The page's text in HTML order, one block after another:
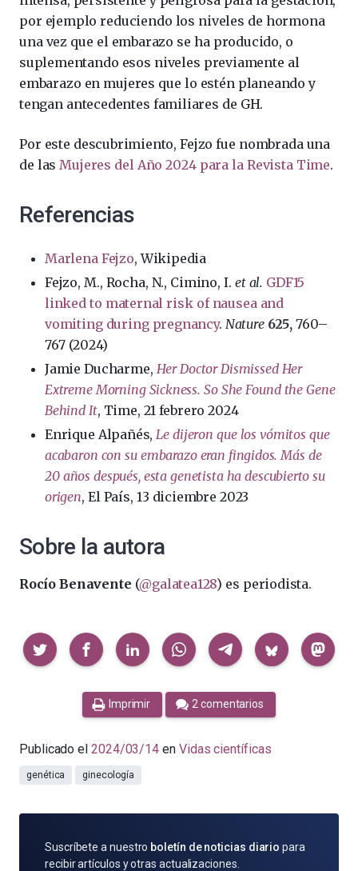
por ejemplo reduciendo los niveles de hormona
una vez que el embarazo se ha producido, o
suplementando esos niveles previamente al
embarazo en mujeres que lo estén planeando y
tengan antecedentes familiares de GH.
Por este descubrimiento, Fejzo fue nombrada una
de lasMujeres del Año 2024 para la Revista Time.
Referencias
Marlena Fejzo, Wikipedia
Fejzo, M., Rocha, N., Cimino, I. et al. GDF15
linked to maternal risk of nausea and
vomiting during pregnancy. Nature625, 760–
767 (2024)
Jamie Ducharme, Her Doctor Dismissed Her
Extreme Morning Sickness. So She Found the Gene
Behind It, Time, 21 febrero 2024
Enrique Alpañés,Le dijeron que los vómitos que
acabaron con su embarazo eran fingidos. Más de
20 años después, esta genetista ha descubierto su
origen, El País, 13 diciembre 2023
Sobre la autora
Rocío Benavente (@galatea128) es periodista.
Compartir
Imprimir 2 comentarios
Publicado el 2024/03/14 en Vidas científicas
genética ginecología
SUSCRÍBETE
POR
Suscríbete a nuestro boletín de noticias diario para
recibir artículos y otras actualizaciones.